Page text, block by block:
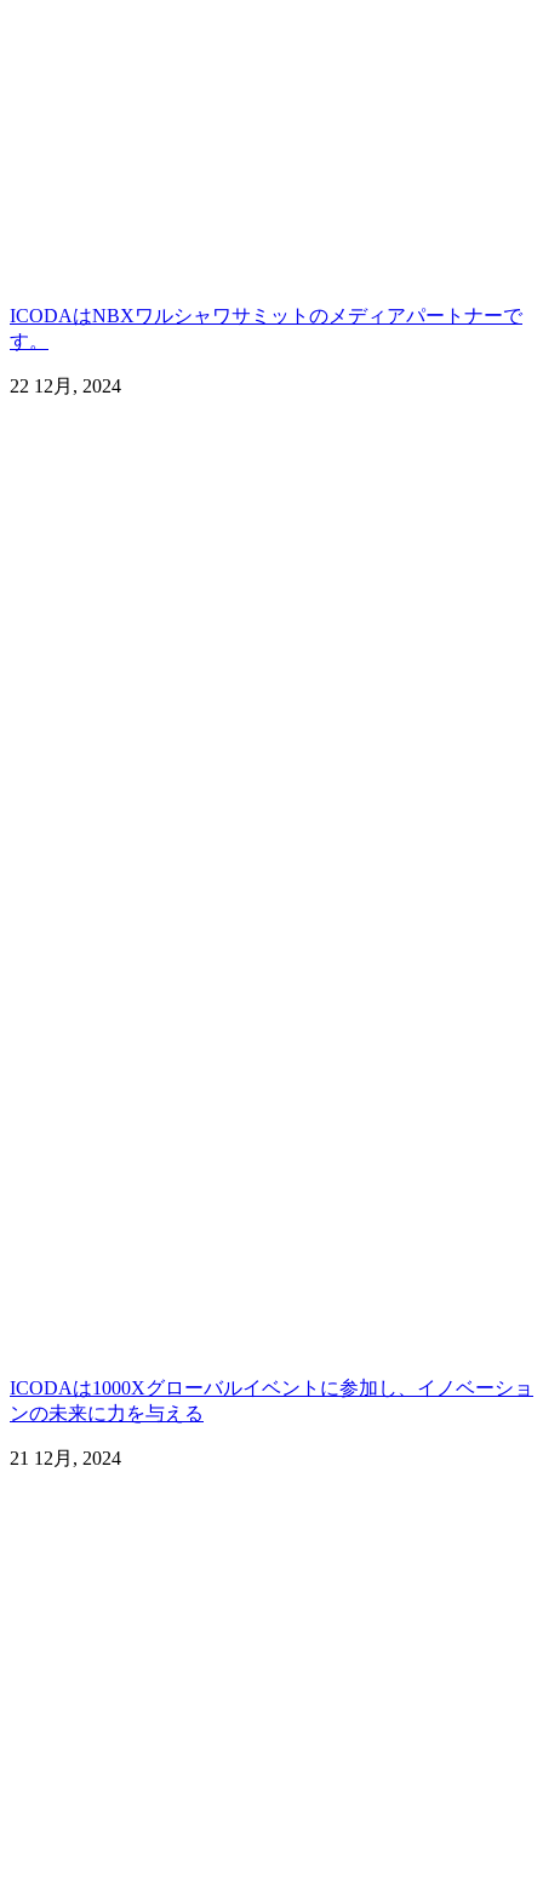
ICODAはNBXワルシャワサミットのメディアパートナーで
す。
22 12月, 2024
ICODAは1000Xグローバルイベントに参加し、イノベーショ
ンの未来に力を与える
21 12月, 2024